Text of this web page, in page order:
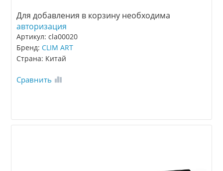
Для добавления в корзину необходима
авторизация
Артикул: cla00020
Бренд:CLIM ART
Страна: Китай
Сравнить